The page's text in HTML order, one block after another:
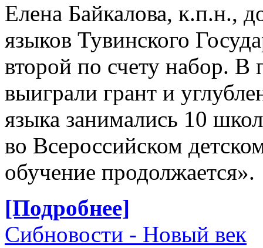
Елена Байкалова, к.п.н.,
языков Тувинского
второй по счету набор.
выиграли грант и
языка занимались 10
во Всероссийском
обучение продолжается».
[Подробнее]
Сибновости - Новый век